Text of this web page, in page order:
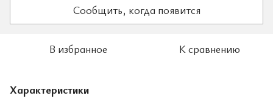
Сообщить, когда появится
В избранное К сравнению
Характеристики